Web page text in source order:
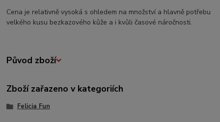
Cena je relativně vysoká s ohledem na množství a hlavně potřebu
velkého kusu bezkazového kůže a i kvůli časové náročnosti.
Původ zboží
Zboží zařazeno v kategoriích
Felicia Fun